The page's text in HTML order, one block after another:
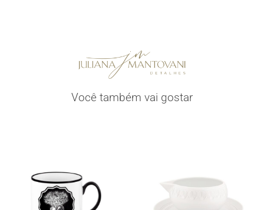
Você também vai gostar